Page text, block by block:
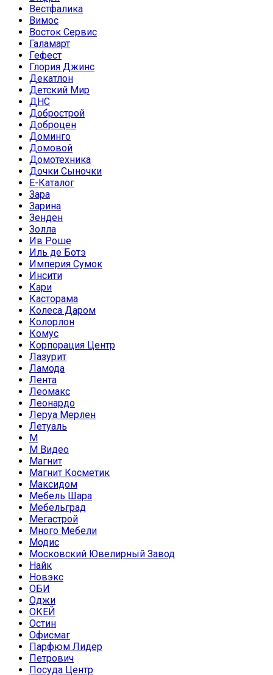
Вестфалика
Вимос
Восток Сервис
Галамарт
Гефест
Глория Джинс
Декатлон
Детский Мир
ДНС
Добрострой
Доброцен
Доминго
Домовой
Домотехника
Дочки Сыночки
Е-Каталог
Зара
Зарина
Зенден
Золла
Ив Роше
Иль де Ботэ
Империя Сумок
Инсити
Кари
Касторама
Колеса Даром
Колорлон
Комус
Корпорация Центр
Лазурит
Ламода
Лента
Леомакс
Леонардо
Леруа Мерлен
Летуаль
М
М Видео
Магнит
Магнит Косметик
Максидом
Мебель Шара
Мебельград
Мегастрой
Много Мебели
Модис
Московский Ювелирный Завод
Найк
Новэкс
ОБИ
Оджи
ОКЕЙ
Остин
Офисмаг
Парфюм Лидер
Петрович
Посуда Центр